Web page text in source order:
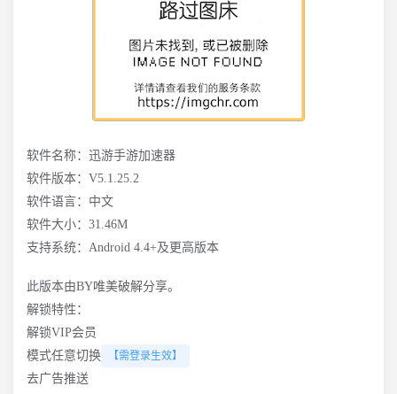
软件名称：迅游手游加速器
软件版本：V5.1.25.2
软件语言：中文
软件大小：31.46M
支持系统：Android 4.4+及更高版本
此版本由BY唯美破解分享。
解锁特性：
解锁VIP会员
模式任意切换
【需登录生效】
去广告推送